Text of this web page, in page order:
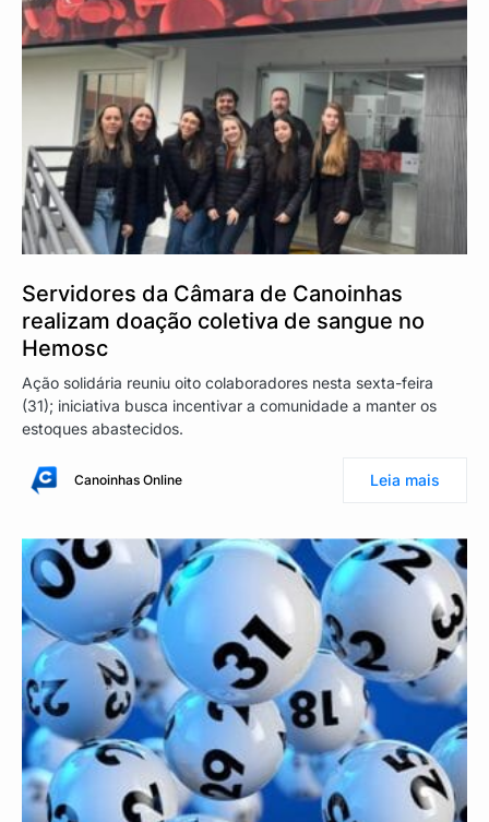
Servidores da Câmara de Canoinhas
realizam doação coletiva de sangue no
Hemosc
Ação solidária reuniu oito colaboradores nesta sexta-feira
(31); iniciativa busca incentivar a comunidade a manter os
estoques abastecidos.
Canoinhas Online Leia mais